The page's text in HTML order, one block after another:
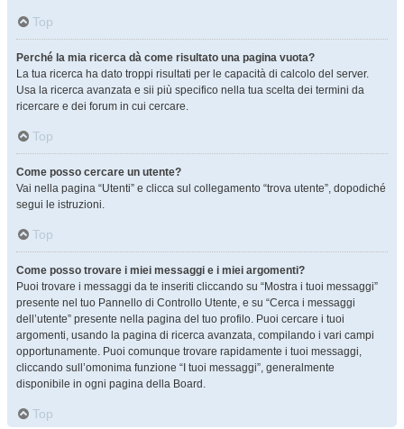
Top
Perché la mia ricerca dà come risultato una pagina vuota?
La tua ricerca ha dato troppi risultati per le capacità di calcolo del server.
Usa la ricerca avanzata e sii più specifico nella tua scelta dei termini da
ricercare e dei forum in cui cercare.
Top
Come posso cercare un utente?
Vai nella pagina “Utenti” e clicca sul collegamento “trova utente”, dopodiché
segui le istruzioni.
Top
Come posso trovare i miei messaggi e i miei argomenti?
Puoi trovare i messaggi da te inseriti cliccando su “Mostra i tuoi messaggi”
presente nel tuo Pannello di Controllo Utente, e su “Cerca i messaggi
dell’utente” presente nella pagina del tuo profilo. Puoi cercare i tuoi
argomenti, usando la pagina di ricerca avanzata, compilando i vari campi
opportunamente. Puoi comunque trovare rapidamente i tuoi messaggi,
cliccando sull’omonima funzione “I tuoi messaggi”, generalmente
disponibile in ogni pagina della Board.
Top